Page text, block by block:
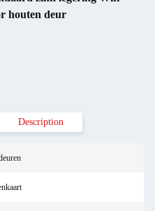
houten deur
Description